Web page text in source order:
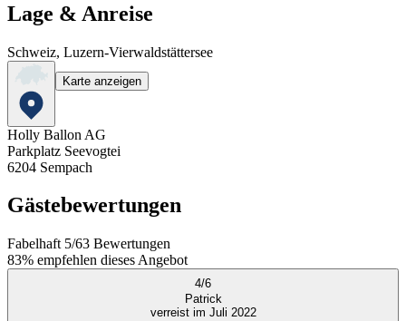
Lage & Anreise
Schweiz, Luzern-Vierwaldstättersee
Karte anzeigen
Holly Ballon AG
Parkplatz Seevogtei
6204 Sempach
Gästebewertungen
Fabelhaft 5/63 Bewertungen
83% empfehlen dieses Angebot
4/6
Patrick
verreist im Juli 2022